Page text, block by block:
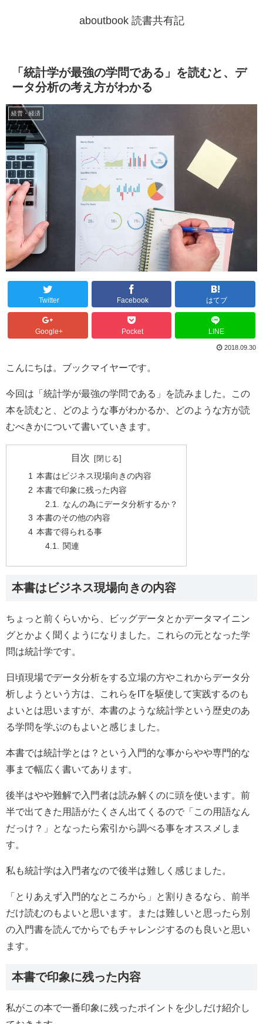
aboutbook 読書共有記
「統計学が最強の学問である」を読むと、デ
ータ分析の考え方がわかる
経営・経済
Twitter Facebook はてブ
Google+ Pocket LINE
2018.09.30
こんにちは。ブックマイヤーです。
今回は「統計学が最強の学問である」を読みました。この
本を読むと、どのような事がわかるか、どのような方が読
むべきかについて書いていきます。
目次
本書はビジネス現場向きの内容
本書で印象に残った内容
なんの為にデータ分析するか？
本書のその他の内容
本書で得られる事
関連
本書はビジネス現場向きの内容
ちょっと前くらいから、ビッグデータとかデータマイニン
グとかよく聞くようになりました。これらの元となった学
問は統計学です。
日頃現場でデータ分析をする立場の方やこれからデータ分
析しようという方は、これらをITを駆使して実践するのも
よいとは思いますが、本書のような統計学という歴史のあ
る学問を学ぶのもよいと感じました。
本書では統計学とは？という入門的な事からやや専門的な
事まで幅広く書いてあります。
後半はやや難解で入門者は読み解くのに頭を使います。前
半で出てきた用語がたくさん出てくるので「この用語なん
だっけ？」となったら索引から調べる事をオススメしま
す。
私も統計学は入門者なので後半は難しく感じました。
「とりあえず入門的なところから」と割りきるなら、前半
だけ読むのもよいと思います。または難しいと思ったら別
の入門書を読んでからでもチャレンジするのも良いと思い
ます。
本書で印象に残った内容
私がこの本で一番印象に残ったポイントを少しだけ紹介し